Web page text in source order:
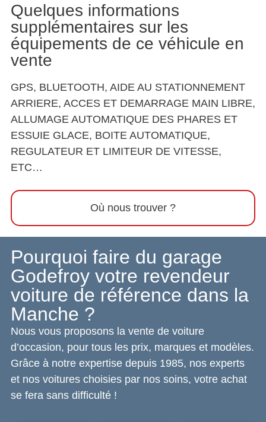
Où nous trouver ?
Quelques informations
supplémentaires sur les
équipements de ce véhicule en
vente
GPS, BLUETOOTH, AIDE AU STATIONNEMENT
ARRIERE, ACCES ET DEMARRAGE MAIN LIBRE,
ALLUMAGE AUTOMATIQUE DES PHARES ET
ESSUIE GLACE, BOITE AUTOMATIQUE,
REGULATEUR ET LIMITEUR DE VITESSE,
ETC…
Pourquoi faire du garage
Godefroy votre revendeur
voiture de référence dans la
Manche ?
Nous vous proposons la vente de voiture
d’occasion, pour tous les prix, marques et modèles.
Grâce à notre expertise depuis 1985, nos experts
et nos voitures choisies par nos soins, votre achat
se fera sans difficulté !